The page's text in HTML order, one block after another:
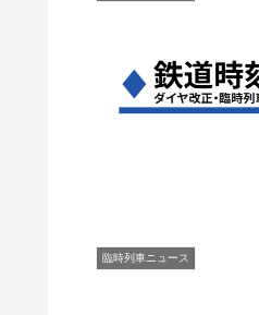
臨時列車ニュース